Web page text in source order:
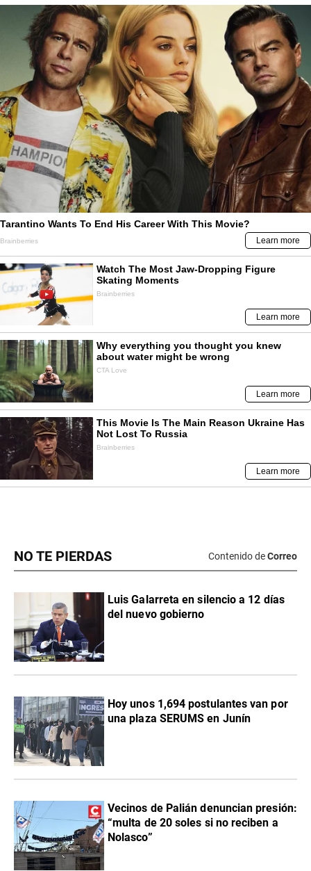
NO TE PIERDAS Contenido deCorreo
Luis Galarreta en silencio a 12 días
del nuevo gobierno
Hoy unos 1,694 postulantes van por
una plaza SERUMS en Junín
Vecinos de Palián denuncian presión:
“multa de 20 soles si no reciben a
Nolasco”